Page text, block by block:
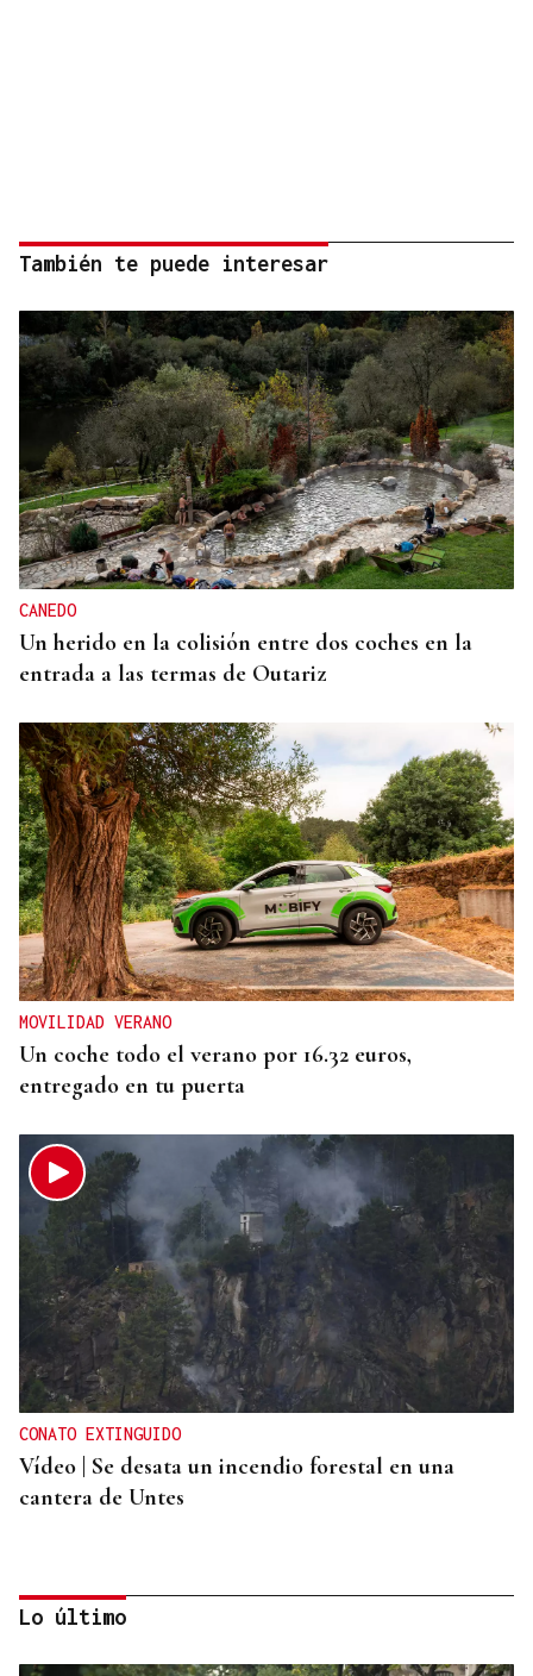
También te puede interesar
CANEDO
Un herido en la colisión entre dos coches en la
entrada a las termas de Outariz
MOVILIDAD VERANO
Un coche todo el verano por 16.32 euros,
entregado en tu puerta
CONATO EXTINGUIDO
Vídeo | Se desata un incendio forestal en una
cantera de Untes
Lo último